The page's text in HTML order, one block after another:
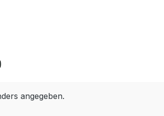
angegeben.